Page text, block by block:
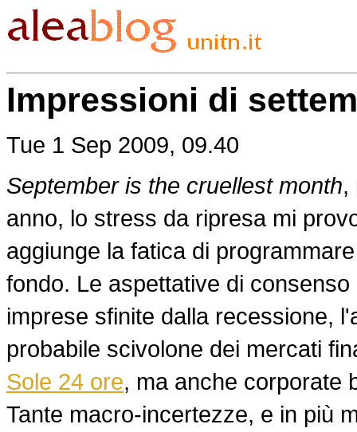
Impressioni di
Tue 1 Sep 2009, 09.40
September is the cruellest month,
anno, lo stress da ripresa mi
aggiunge la fatica di
fondo. Le aspettative di
imprese sfinite dalla recessione,
probabile scivolone dei mercati
Sole 24 ore, ma anche corporate
Tante macro-incertezze, e in più